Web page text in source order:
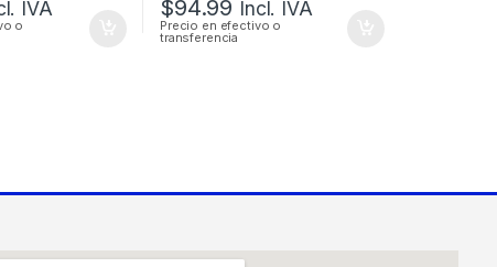
IVA
o
$94.99 Incl. IVA
Precio en efectivo o
transferencia